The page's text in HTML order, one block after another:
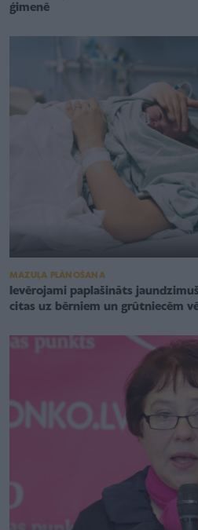
ģimenē
MAZUĻA PLĀNOŠANA
Ievērojami paplašināts
citas uz bērniem un grūtniecēm